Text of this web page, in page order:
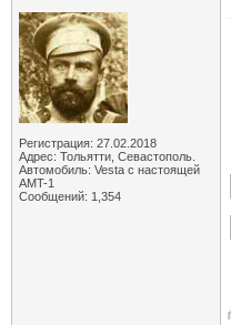
Регистрация: 27.02.2018
Адрес: Тольятти, Севастополь.
Автомобиль: Vesta с настоящей
AMT-1
Сообщений: 1,354